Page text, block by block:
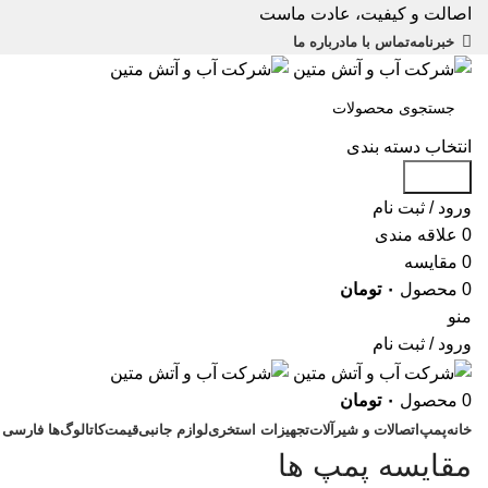
اصالت و کیفیت، عادت ماست
خبرنامهتماس با مادرباره ما
انتخاب دسته بندی
ورود / ثبت نام
0 علاقه مندی
0 مقایسه
0 محصول ۰ تومان
منو
ورود / ثبت نام
0 محصول ۰ تومان
خانهپمپاتصالات و شیرآلاتتجهیزات استخریلوازم جانبیقیمتکاتالوگ‌ها فارسی
مقایسه پمپ ها